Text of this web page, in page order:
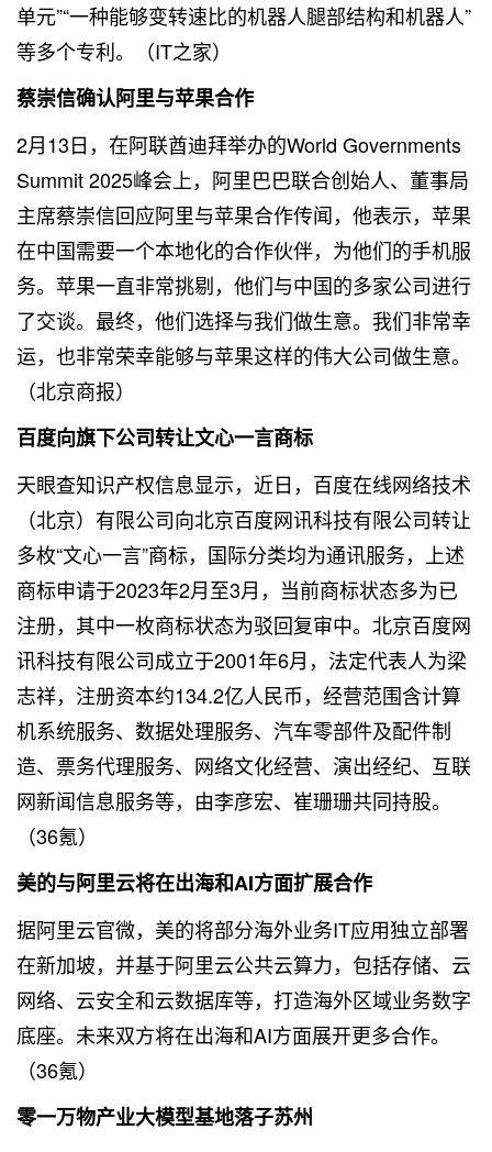
单元”“一种能够变转速比的机器人腿部结构和机器人”
等多个专利。（IT之家）
蔡崇信确认阿里与苹果合作
2月13日，在阿联酋迪拜举办的World Governments
Summit 2025峰会上，阿里巴巴联合创始人、董事局
主席蔡崇信回应阿里与苹果合作传闻，他表示，苹果
在中国需要一个本地化的合作伙伴，为他们的手机服
务。苹果一直非常挑剔，他们与中国的多家公司进行
了交谈。最终，他们选择与我们做生意。我们非常幸
运，也非常荣幸能够与苹果这样的伟大公司做生意。
（北京商报）
百度向旗下公司转让文心一言商标
天眼查知识产权信息显示，近日，百度在线网络技术
（北京）有限公司向北京百度网讯科技有限公司转让
多枚“文心一言”商标，国际分类均为通讯服务，上述
商标申请于2023年2月至3月，当前商标状态多为已
注册，其中一枚商标状态为驳回复审中。北京百度网
讯科技有限公司成立于2001年6月，法定代表人为梁
志祥，注册资本约134.2亿人民币，经营范围含计算
机系统服务、数据处理服务、汽车零部件及配件制
造、票务代理服务、网络文化经营、演出经纪、互联
网新闻信息服务等，由李彦宏、崔珊珊共同持股。
（36氪）
美的与阿里云将在出海和AI方面扩展合作
据阿里云官微，美的将部分海外业务IT应用独立部署
在新加坡，并基于阿里云公共云算力，包括存储、云
网络、云安全和云数据库等，打造海外区域业务数字
底座。未来双方将在出海和AI方面展开更多合作。
（36氪）
零一万物产业大模型基地落子苏州